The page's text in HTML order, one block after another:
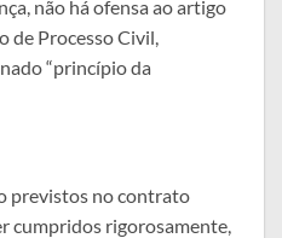
não há ofensa ao artigo
de Processo Civil,
“princípio da
previstos no contrato
cumpridos rigorosamente,